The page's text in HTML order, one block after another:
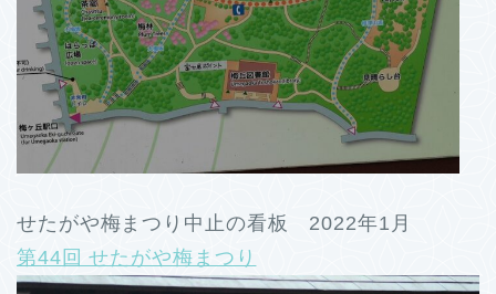
せたがや梅まつり中止の看板 2022年1月
第44回 せたがや梅まつり